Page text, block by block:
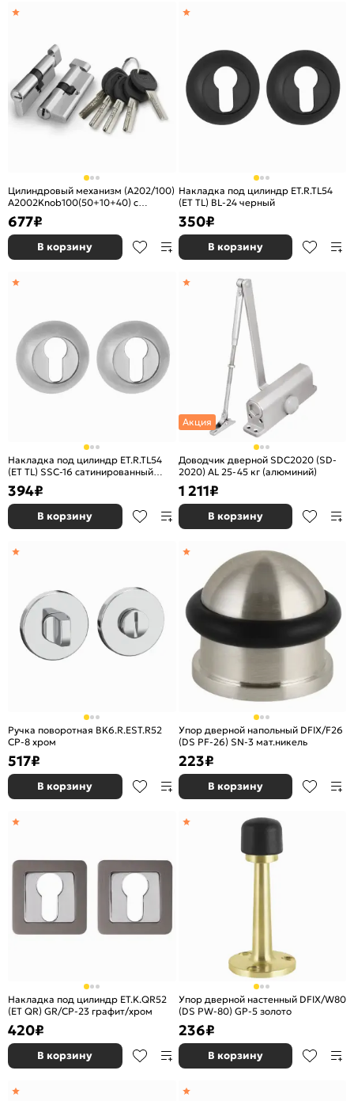
Цилиндровый механизм (A202/100)
A2002Knob100(50+10+40) с
вертушкой SN никель
677₽
В корзину
Накладка под цилиндр ET.R.TL54
(ET TL) BL-24 черный
350₽
В корзину
Накладка под цилиндр ET.R.TL54
(ET TL) SSC-16 сатинированный
хром
394₽
В корзину
Акция
Доводчик дверной SDC2020 (SD-
2020) AL 25-45 кг (алюминий)
1 211₽
В корзину
Ручка поворотная BK6.R.EST.R52
CP-8 хром
517₽
В корзину
Упор дверной напольный DFIX/F26
(DS PF-26) SN-3 мат.никель
223₽
В корзину
Накладка под цилиндр ET.K.QR52
(ET QR) GR/CP-23 графит/хром
420₽
В корзину
Упор дверной настенный DFIX/W80
(DS PW-80) GP-5 золото
236₽
В корзину